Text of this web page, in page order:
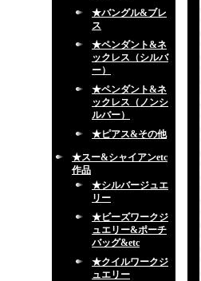
★バングル&ブレ
ス
★ペンダント&ネ
ックレス（シルバ
ー）
★ペンダント&ネ
ックレス（ノンシ
ルバー）
★ピアス&その他
★スー&シャイアンetc
作品
★シルバージュエ
リー
★ビーズワークジ
ュエリー&ポーチ
バッグ&etc
★クイルワークジ
ュエリー